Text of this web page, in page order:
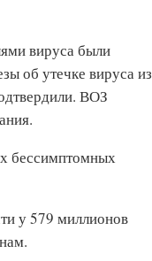
вируса были
об утечке вируса из
ВОЗ
бессимптомных
у 579 миллионов